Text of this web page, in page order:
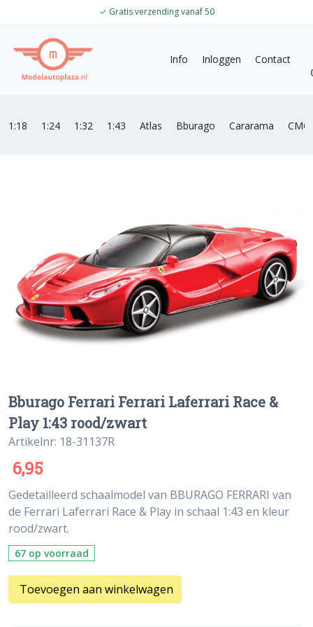
✓ Gratis verzending vanaf 50
Info Inloggen
Contact
1:18 1:24 1:32 1:43 Atlas Bburago Cararama CMC
Bburago Ferrari Ferrari Laferrari Race &
Play 1:43 rood/zwart
Artikelnr: 18-31137R
6,95
Gedetailleerd schaalmodel van BBURAGO FERRARI van
de Ferrari Laferrari Race & Play in schaal 1:43 en kleur
rood/zwart.
67 op voorraad
Toevoegen aan winkelwagen